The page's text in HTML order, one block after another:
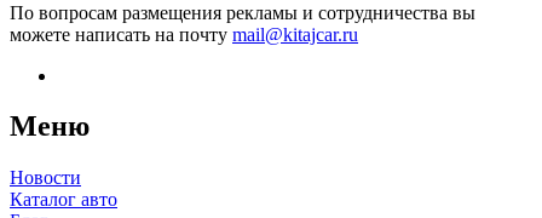
По вопросам размещения рекламы и сотрудничества вы
можете написать на почту mail@kitajcar.ru
Меню
Новости
Каталог авто